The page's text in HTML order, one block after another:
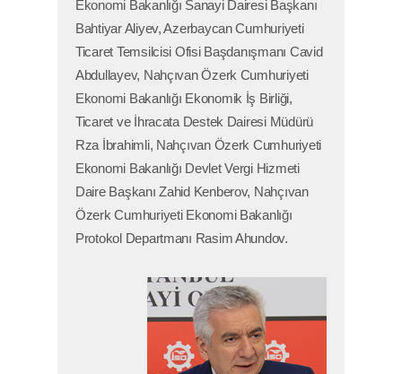
Ekonomi Bakanlığı Sanayi Dairesi Başkanı
Bahtiyar Aliyev, Azerbaycan Cumhuriyeti
Ticaret Temsilcisi Ofisi Başdanışmanı Cavid
Abdullayev, Nahçıvan Özerk Cumhuriyeti
Ekonomi Bakanlığı Ekonomik İş Birliği,
Ticaret ve İhracata Destek Dairesi Müdürü
Rza İbrahimli, Nahçıvan Özerk Cumhuriyeti
Ekonomi Bakanlığı Devlet Vergi Hizmeti
Daire Başkanı Zahid Kenberov, Nahçıvan
Özerk Cumhuriyeti Ekonomi Bakanlığı
Protokol Departmanı Rasim Ahundov.